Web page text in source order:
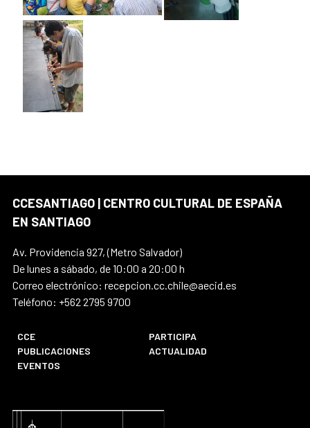
CCESANTIAGO | CENTRO CULTURAL DE ESPAÑA
EN SANTIAGO
Av. Providencia 927, (Metro Salvador)
De lunes a sábado, de 10:00 a 20:00 h
Correo electrónico: recepcion.cc.chile@aecid.es
Teléfono: +562 2795 9700
CCE
PARTICIPA
PUBLICACIONES
ACTUALIDAD
EVENTOS